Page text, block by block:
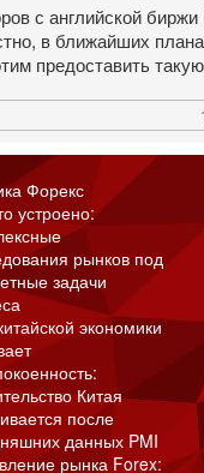
с английской
в ближайших
предоставить
Форекс
устроено:
рынков под
задачи
экономики
Китая
после
данных PMI
рынка Forex: